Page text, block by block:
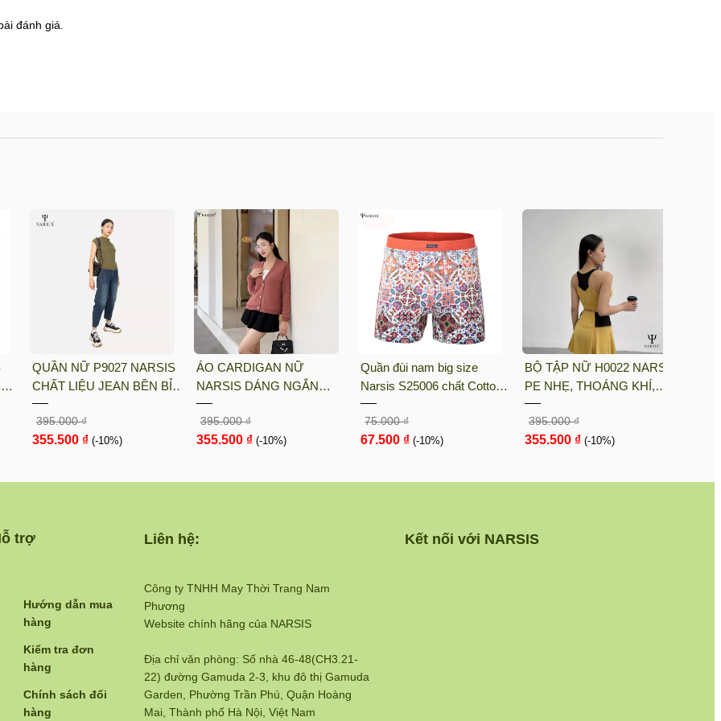
đường 2.3 Khu đô thị Gamuda Gardens, Quận Hoàng Mai, Hà Nội
huong-dan-mua-hang
tra-don-hang
chinh-sach-ban-hang
đánh giá.
QUẦN NỮ P9027 NARSIS
CHẤT LIỆU JEAN BỀN BỈ,
CÁ TÍNH, TRẺ TRUNG,
THỜI TRANG, TRẺ
TRUNG, THỜI TRANG
395.000 ₫
355.500 ₫ (-10%)
ÁO CARDIGAN NỮ
NARSIS DÁNG NGẮN
CHẤT LIỆU LEN MỀM MỊN
MÀU NÂU RUSTIC PHONG
CÁCH HÀN QUỐC L23030
395.000 ₫
355.500 ₫ (-10%)
Quần đùi nam big size
Narsis S25006 chất Cotton
Spandex màu Hoa văn đỏ,
thiết kế thoáng khí, phù hợp
mùa hè
75.000 ₫
67.500 ₫ (-10%)
BỘ TẬP NỮ H0022 NARSIS
PE NHẸ, THOÁNG KHÍ,
THẤM MỒ HÔI, CHẤT LIỆU
BỀN, CHỐNG NẮNG
395.000 ₫
355.500 ₫ (-10%)
Công ty TNHH May Thời Trang Nam
Phương
Website chính hãng của NARSIS
Địa chỉ văn phòng: Số nhà 46-48(CH3.21-
22) đường Gamuda 2-3, khu đô thị Gamuda
Garden, Phường Trần Phú, Quận Hoàng
Mai, Thành phố Hà Nội, Việt Nam
trợ Kết nối với NARSIS
Liên hệ:
Hướng dẫn mua
hàng
Kiểm tra đơn
hàng
Chính sách đổi
hàng